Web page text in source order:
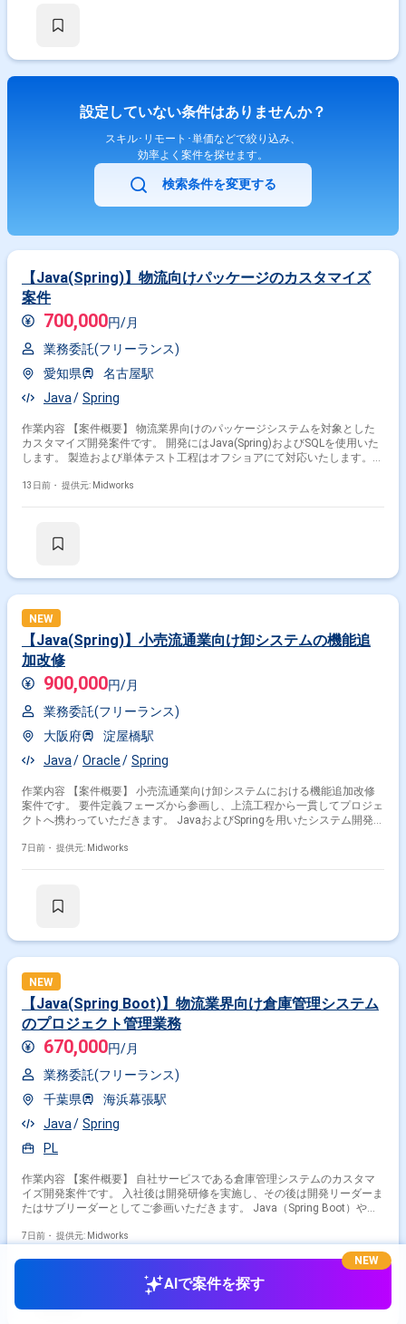
ド実装対応 ・既存機能の改修および機能拡張対応 ・単体試験および結合
設定していない条件はありませんか？
スキル･リモート･単価などで絞り込み、
効率よく案件を探せます。
検索条件を変更する
【Java(Spring)】物流向けパッケージのカスタマイズ
案件
700,000円/月
業務委託(フリーランス)
愛知県
名古屋駅
Java
Spring
作業内容 【案件概要】 物流業界向けのパッケージシステムを対象とした
カスタマイズ開発案件です。 開発にはJava(Spring)およびSQLを使用いた
します。 製造および単体テスト工程はオフショアにて対応いたします。
ります。 上流工程から対応可能なSEを歓迎しますが、JavaおよびSQL経
13日前・ 提供元: Midworks
NEW
【Java(Spring)】小売流通業向け卸システムの機能追
加改修
900,000円/月
業務委託(フリーランス)
大阪府
淀屋橋駅
Java
Oracle Spring
作業内容 【案件概要】 小売流通業向け卸システムにおける機能追加改修
案件です。 要件定義フェーズから参画し、上流工程から一貫してプロジェ
クトへ携わっていただきます。 JavaおよびSpringを用いたシステム開発を
で幅広い工程をご担当いただく想定です。 【作業内容】 ・要件定義およ
7日前・ 提供元: Midworks
NEW
【Java(Spring Boot)】物流業界向け倉庫管理システム
のプロジェクト管理業務
670,000円/月
業務委託(フリーランス)
千葉県
海浜幕張駅
Java
Spring
PL
作業内容 【案件概要】 自社サービスである倉庫管理システムのカスタマ
イズ開発案件です。 入社後は開発研修を実施し、その後は開発リーダーま
たはサブリーダーとしてご参画いただきます。 Java（Spring Boot）や
から中規模案件のPM業務へステップアップ可能なポジションです。 【作
業内容】 ・倉庫管理システムのカスタマイズ案件におけるプロジェクト管
Java（Spring Boot）を用いたシステム開発対応 ・AWS環境を活用した開
発および運用対応 ・習熟度に応じた小規模?中規模案件のPM業務対応
7日前・ 提供元: Midworks
AIで案件を探す
NEW